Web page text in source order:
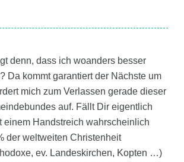
denn, dass ich woanders besser
Da kommt garantiert der Nächste um
mich zum Verlassen gerade dieser
auf. Fällt Dir eigentlich
einem Handstreich wahrscheinlich
der weltweiten Christenheit
ev. Landeskirchen, Kopten …)